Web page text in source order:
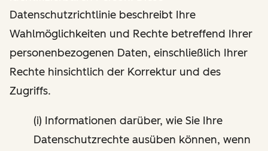
Datenschutzrichtlinie beschreibt Ihre
Wahlmöglichkeiten und Rechte betreffend Ihrer
personenbezogenen Daten, einschließlich Ihrer
Rechte hinsichtlich der Korrektur und des
Zugriffs.
(i) Informationen darüber, wie Sie Ihre
Datenschutzrechte ausüben können, wenn